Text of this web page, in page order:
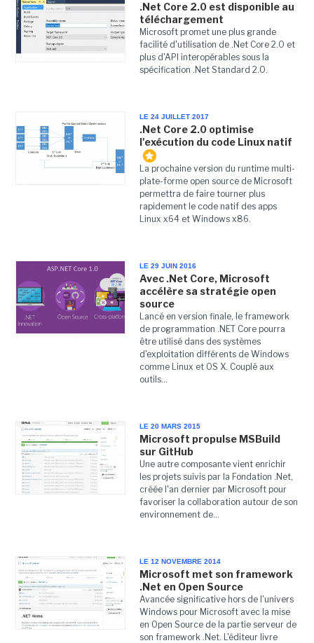
.Net Core 2.0 est disponible au
téléchargement
Microsoft promet une plus grande
facilité d'utilisation de .Net Core 2.0 et
plus d'API interopérables sous la
spécification .Net Standard 2.0.
LE 24 JUILLET 2017
.Net Core 2.0 optimise
l'exécution du code Linux natif
La prochaine version du runtime multi-
plate-forme open source de Microsoft
permettra de faire tourner plus
rapidement le code natif des apps
Linux x64 et Windows x86.
LE 29 JUIN 2016
Avec .Net Core, Microsoft
accélère sa stratégie open
source
Lancé en version finale, le framework
de programmation .NET Core pourra
être utilisé dans des systèmes
d'exploitation différents de Windows
comme Linux et OS X. Couplé aux
outils...
LE 20 MARS 2015
Microsoft propulse MSBuild
sur GitHub
Une autre composante vient enrichir
les projets suivis par la Fondation .Net,
créée l'an dernier par Microsoft pour
favoriser la collaboration autour de son
environnement de...
LE 12 NOVEMBRE 2014
Microsoft met son framework
.Net en Open Source
Avancée significative hors de l'univers
Windows pour Microsoft avec la mise
en Open Source de la partie serveur de
son framework .Net. L'éditeur livre